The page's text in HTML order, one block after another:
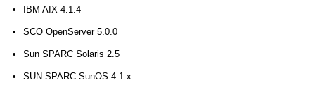
IBM AIX 4.1.4
SCO OpenServer 5.0.0
Sun SPARC Solaris 2.5
SUN SPARC SunOS 4.1.x